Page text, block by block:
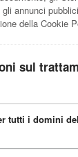
annunci
della Cookie
sul
tutti i domini